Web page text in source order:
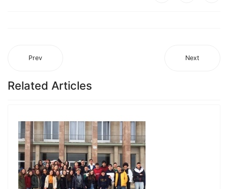
Prev Next
Related Articles